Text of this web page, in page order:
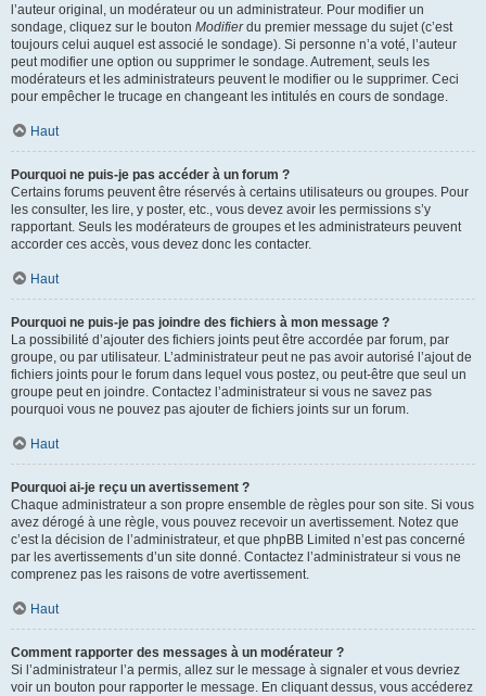
l’auteur original, un modérateur ou un administrateur. Pour modifier un
sondage, cliquez sur le bouton Modifierdu premier message du sujet (c’est
toujours celui auquel est associé le sondage). Si personne n’a voté, l’auteur
peut modifier une option ou supprimer le sondage. Autrement, seuls les
modérateurs et les administrateurs peuvent le modifier ou le supprimer. Ceci
pour empêcher le trucage en changeant les intitulés en cours de sondage.
Haut
Pourquoi ne puis-je pas accéder à un forum ?
Certains forums peuvent être réservés à certains utilisateurs ou groupes. Pour
les consulter, les lire, y poster, etc., vous devez avoir les permissions s’y
rapportant. Seuls les modérateurs de groupes et les administrateurs peuvent
accorder ces accès, vous devez donc les contacter.
Haut
Pourquoi ne puis-je pas joindre des fichiers à mon message ?
La possibilité d’ajouter des fichiers joints peut être accordée par forum, par
groupe, ou par utilisateur. L’administrateur peut ne pas avoir autorisé l’ajout de
fichiers joints pour le forum dans lequel vous postez, ou peut-être que seul un
groupe peut en joindre. Contactez l’administrateur si vous ne savez pas
pourquoi vous ne pouvez pas ajouter de fichiers joints sur un forum.
Haut
Pourquoi ai-je reçu un avertissement ?
Chaque administrateur a son propre ensemble de règles pour son site. Si vous
avez dérogé à une règle, vous pouvez recevoir un avertissement. Notez que
c’est la décision de l’administrateur, et que phpBB Limited n’est pas concerné
par les avertissements d’un site donné. Contactez l’administrateur si vous ne
comprenez pas les raisons de votre avertissement.
Haut
Comment rapporter des messages à un modérateur ?
Si l’administrateur l’a permis, allez sur le message à signaler et vous devriez
voir un bouton pour rapporter le message. En cliquant dessus, vous accéderez